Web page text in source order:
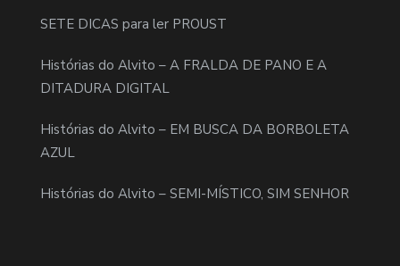
SETE DICAS para ler PROUST
Histórias do Alvito – A FRALDA DE PANO E A
DITADURA DIGITAL
Histórias do Alvito – EM BUSCA DA BORBOLETA
AZUL
Histórias do Alvito – SEMI-MÍSTICO, SIM SENHOR